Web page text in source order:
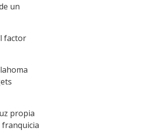
un
factor
propia